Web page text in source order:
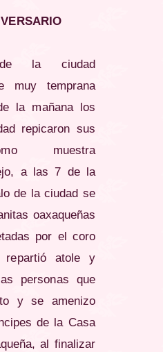
la ciudad
muy temprana
la mañana los
repicaron sus
muestra
a las 7 de la
de la ciudad se
oaxaqueñas
por el coro
repartióatole y
personas que
y se amenizo
de la Casa
al finalizar